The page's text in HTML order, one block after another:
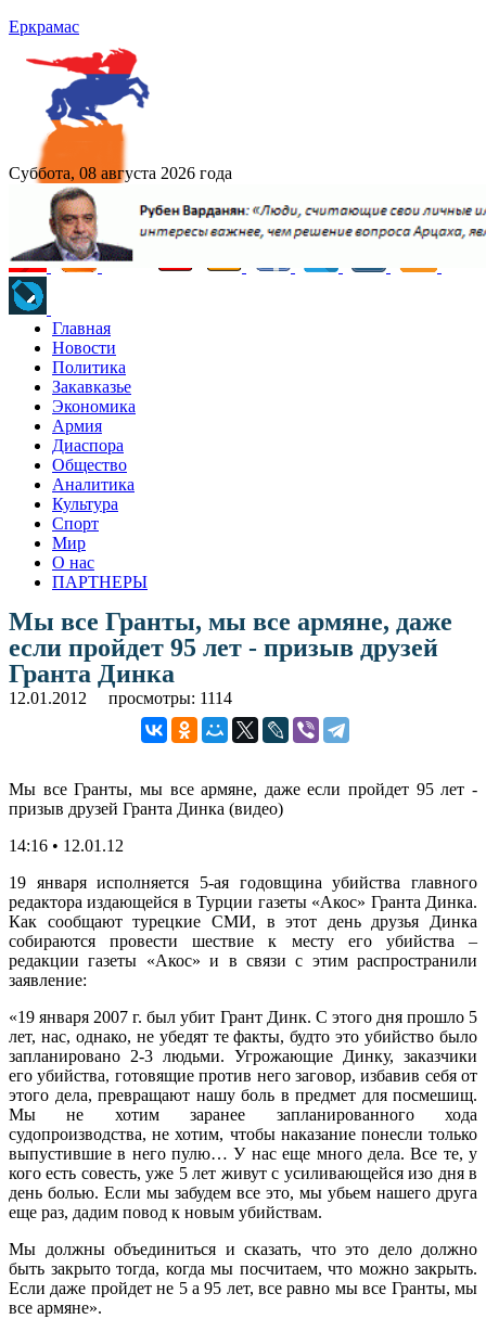
Еркрамас
Суббота, 08 августа 2026 года
Главная
Новости
Политика
Закавказье
Экономика
Армия
Диаспора
Общество
Аналитика
Культура
Спорт
Мир
О нас
ПАРТНЕРЫ
Мы все Гранты, мы все армяне, даже
если пройдет 95 лет - призыв друзей
Гранта Динка
12.01.2012 просмотры: 1114
Мы все Гранты, мы все армяне, даже если пройдет 95 лет -
призыв друзей Гранта Динка (видео)
14:16 • 12.01.12
19 января исполняется 5-ая годовщина убийства главного
редактора издающейся в Турции газеты «Акос» Гранта Динка.
Как сообщают турецкие СМИ, в этот день друзья Динка
собираются провести шествие к месту его убийства –
редакции газеты «Акос» и в связи с этим распространили
заявление:
«19 января 2007 г. был убит Грант Динк. С этого дня прошло 5
лет, нас, однако, не убедят те факты, будто это убийство было
запланировано 2-3 людьми. Угрожающие Динку, заказчики
его убийства, готовящие против него заговор, избавив себя от
этого дела, превращают нашу боль в предмет для посмешищ.
Мы не хотим заранее запланированного хода
судопроизводства, не хотим, чтобы наказание понесли только
выпустившие в него пулю… У нас еще много дела. Все те, у
кого есть совесть, уже 5 лет живут с усиливающейся изо дня в
день болью. Если мы забудем все это, мы убьем нашего друга
еще раз, дадим повод к новым убийствам.
Мы должны объединиться и сказать, что это дело должно
быть закрыто тогда, когда мы посчитаем, что можно закрыть.
Если даже пройдет не 5 а 95 лет, все равно мы все Гранты, мы
все армяне».